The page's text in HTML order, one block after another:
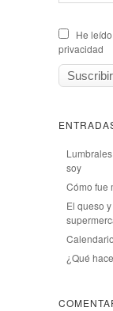
He
privacidad
soy
Cómo fue
El queso
¿Qué